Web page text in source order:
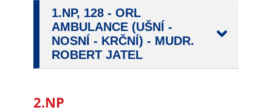
1.NP, 128 - ORL
AMBULANCE (UŠNÍ -
NOSNÍ - KRČNÍ) - MUDR.
ROBERT JATEL
2.NP
počet návštěv
a zdroje
internetových